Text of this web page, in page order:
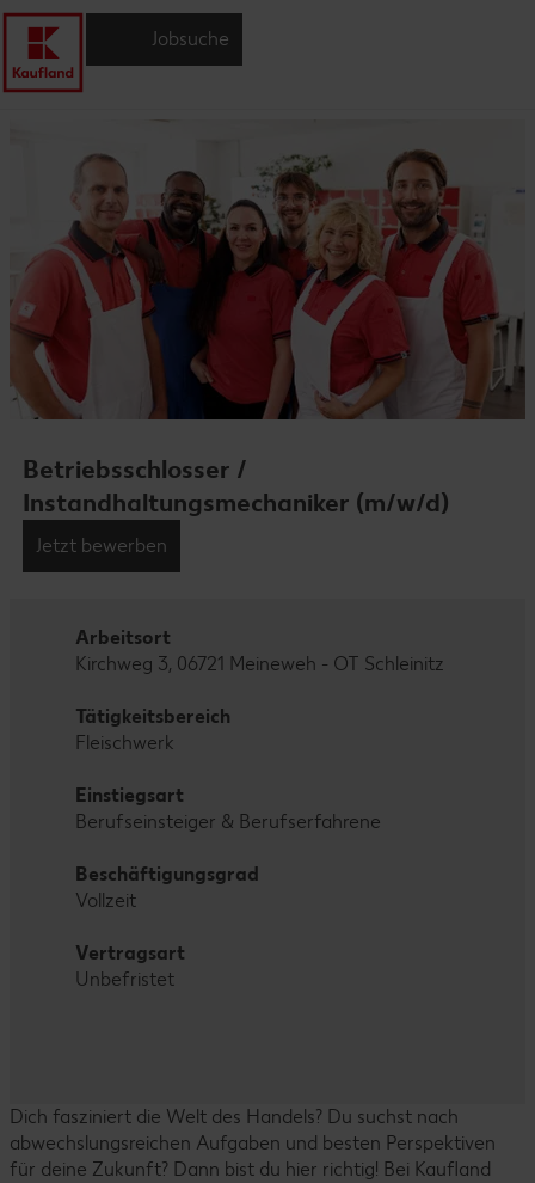
Jobsuche
Betriebsschlosser /
Instandhaltungsmechaniker (m/w/d)
Jetzt bewerben
Arbeitsort
Kirchweg 3, 06721 Meineweh - OT Schleinitz
Tätigkeitsbereich
Fleischwerk
Einstiegsart
Berufseinsteiger & Berufserfahrene
Beschäftigungsgrad
Vollzeit
Vertragsart
Unbefristet
Dich fasziniert die Welt des Handels? Du suchst nach
abwechslungsreichen Aufgaben und besten Perspektiven
für deine Zukunft? Dann bist du hier richtig! Bei Kaufland